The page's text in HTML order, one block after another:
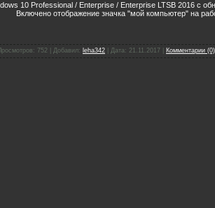
10 Professional / Enterprise / Enterprise LTSB 2016 с
Включено отображение значка "мой компьютер" на
752 Добавил: leha342 Дата: 21.11.2017 Комментарии (0)